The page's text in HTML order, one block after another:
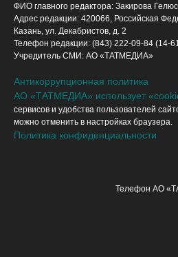
ФИО главного редактора: Закирова
Адрес редакции: 420066, Российская
Казань, ул. Декабристов, д. 2
Телефон редакции: (843) 222-09-84 (14-
Учредитель СМИ: АО «ТАТМЕДИА»
Антикоррупционная политика
АО «ТАТМЕДИА» использует
сервисов и удобства пользователей
можно отменить в настройках браузера.
Политика конфиденциальности
Телефон АО